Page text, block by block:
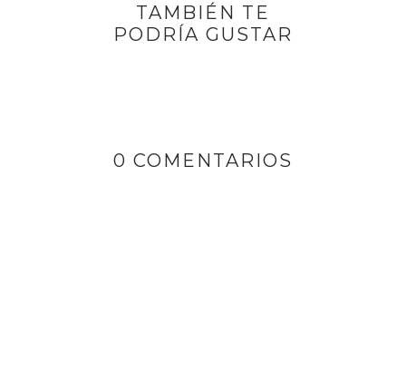
TAMBIÉN TE
PODRÍA GUSTAR
0 COMENTARIOS